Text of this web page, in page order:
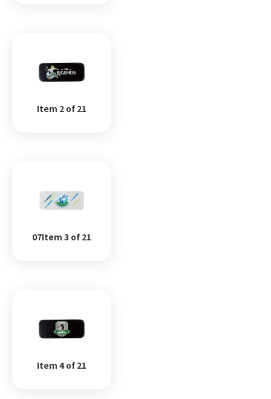
Item 2 of 21
07Item 3 of 21
Item 4 of 21